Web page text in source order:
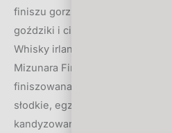
finiszu gorzkie albedo
goździki i ciasto drożdżowe.
Whisky irlandzką, z notą 88,5,
Mizunara Finish (46%). To
finiszowana w beczkach z dębu
słodkie, egzotyczne drewno,
kandyzowane skórki limonki. W